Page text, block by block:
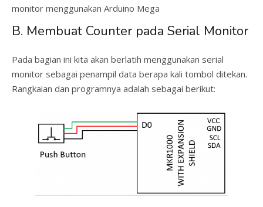
monitor menggunakan Arduino Mega
B. Membuat Counter pada Serial Monitor
Pada bagian ini kita akan berlatih menggunakan serial
monitor sebagai penampil data berapa kali tombol ditekan.
Rangkaian dan programnya adalah sebagai berikut: